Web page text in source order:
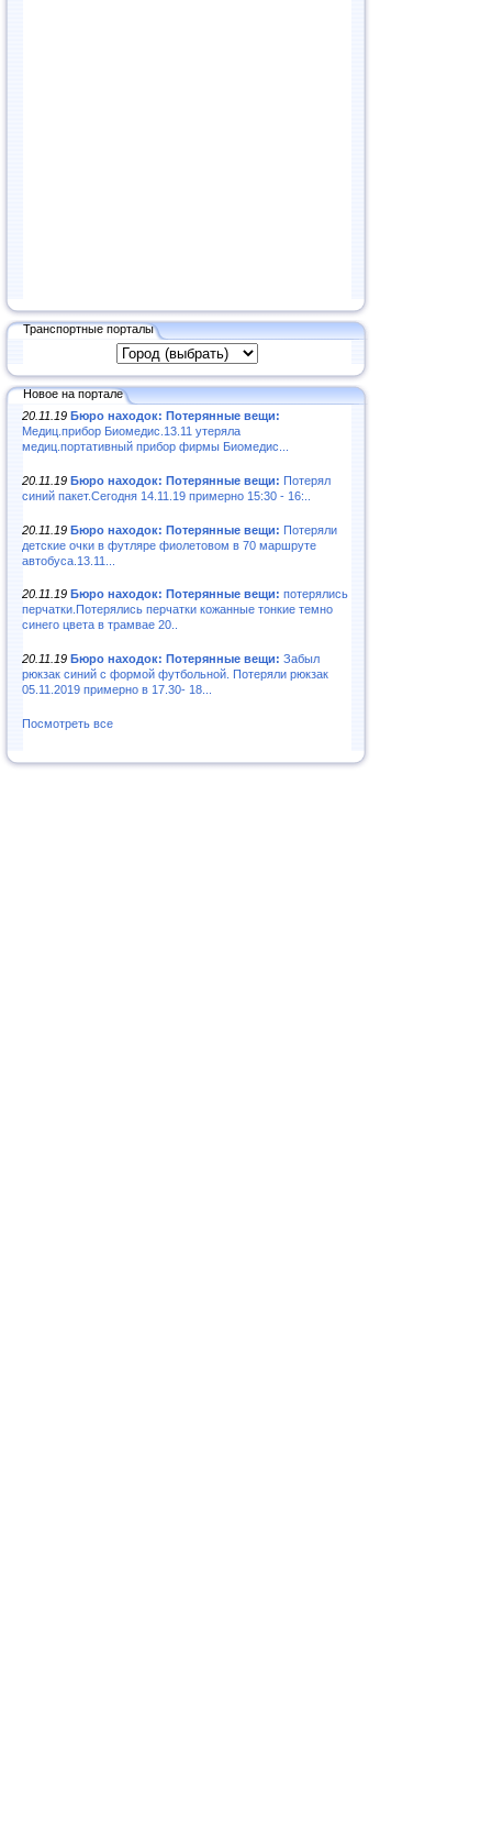
Транспортные порталы
Новое на портале
20.11.19 Бюро находок: Потерянные вещи:
Медиц.прибор Биомедис.13.11 утеряла
медиц.портативный прибор фирмы Биомедис...
20.11.19 Бюро находок: Потерянные вещи: Потерял
синий пакет.Сегодня 14.11.19 примерно 15:30 - 16:..
20.11.19 Бюро находок: Потерянные вещи: Потеряли
детские очки в футляре фиолетовом в 70 маршруте
автобуса.13.11...
20.11.19 Бюро находок: Потерянные вещи: потерялись
перчатки.Потерялись перчатки кожанные тонкие темно
синего цвета в трамвае 20..
20.11.19 Бюро находок: Потерянные вещи: Забыл
рюкзак синий с формой футбольной. Потеряли рюкзак
05.11.2019 примерно в 17.30- 18...
Посмотреть все